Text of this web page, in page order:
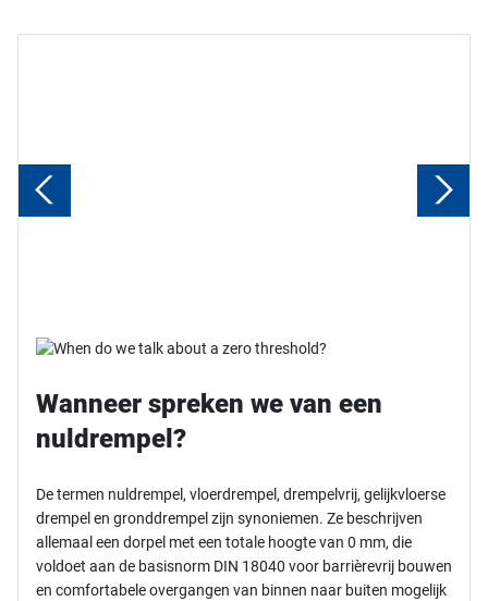
Wanneer spreken we van een
nuldrempel?
De termen nuldrempel, vloerdrempel, drempelvrij, gelijkvloerse
drempel en gronddrempel zijn synoniemen. Ze beschrijven
allemaal een dorpel met een totale hoogte van 0 mm, die
voldoet aan de basisnorm DIN 18040 voor barrièrevrij bouwen
en comfortabele overgangen van binnen naar buiten mogelijk